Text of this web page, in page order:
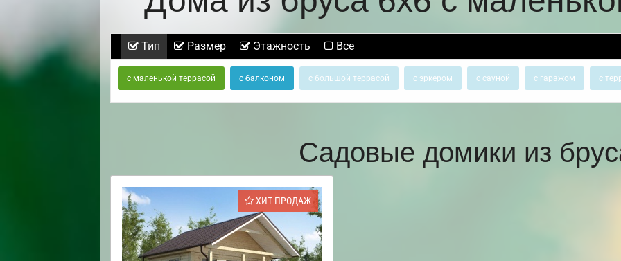
Тип Размер Этажность Все
с маленькой террасой с балконом с большой террасой с эркером с сауной с гаражом с
Садовые домики из
ХИТ ПРОДАЖ